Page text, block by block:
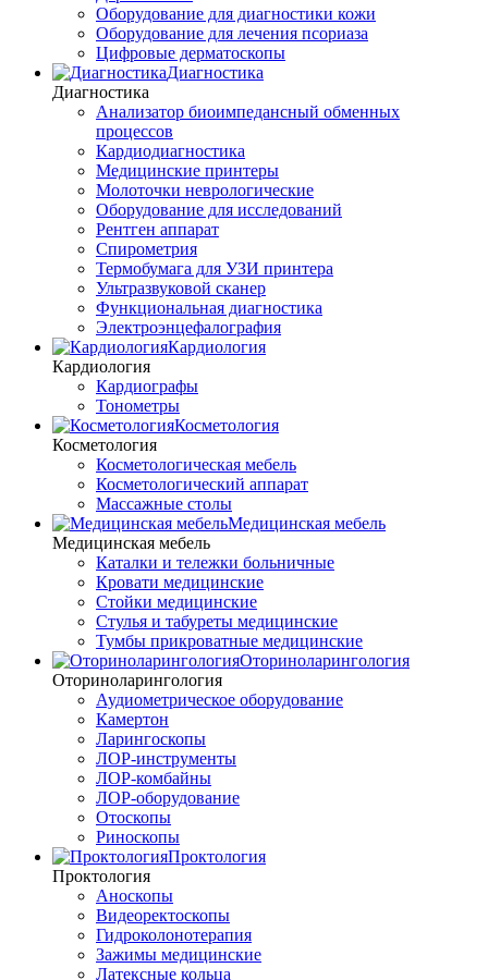
Оборудование для диагностики кожи
Оборудование для лечения псориаза
Цифровые дерматоскопы
Диагностика
Диагностика
Анализатор биоимпедансный обменных
процессов
Кардиодиагностика
Медицинские принтеры
Молоточки неврологические
Оборудование для исследований
Рентген аппарат
Спирометрия
Термобумага для УЗИ принтера
Ультразвуковой сканер
Функциональная диагностика
Электроэнцефалография
Кардиология
Кардиология
Кардиографы
Тонометры
Косметология
Косметология
Косметологическая мебель
Косметологический аппарат
Массажные столы
Медицинская мебель
Медицинская мебель
Каталки и тележки больничные
Кровати медицинские
Стойки медицинские
Стулья и табуреты медицинские
Тумбы прикроватные медицинские
Оториноларингология
Оториноларингология
Аудиометрическое оборудование
Камертон
Ларингоскопы
ЛОР-инструменты
ЛОР-комбайны
ЛОР-оборудование
Отоскопы
Риноскопы
Проктология
Проктология
Аноскопы
Видеоректоскопы
Гидроколонотерапия
Зажимы медицинские
Латексные кольца